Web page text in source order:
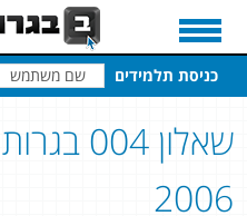
כניסת תלמידים
שאלון
2006